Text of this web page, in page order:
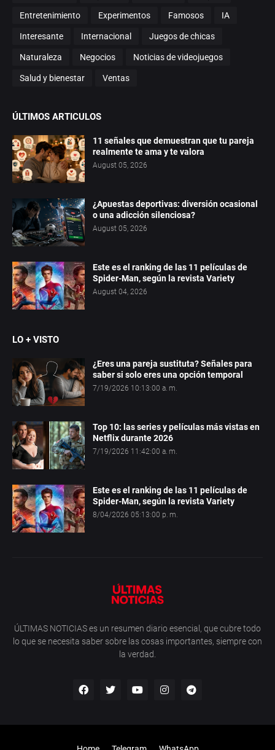
Entretenimiento Experimentos Famosos IA
Interesante Internacional Juegos de chicas
Naturaleza Negocios Noticias de videojuegos
Salud y bienestar Ventas
ÚLTIMOS ARTICULOS
11 señales que demuestran que tu pareja
realmente te ama y te valora
August 05, 2026
¿Apuestas deportivas: diversión ocasional
o una adicción silenciosa?
August 05, 2026
Este es el ranking de las 11 películas de
Spider-Man, según la revista Variety
August 04, 2026
LO + VISTO
¿Eres una pareja sustituta? Señales para
saber si solo eres una opción temporal
7/19/2026 10:13:00 a. m.
Top 10: las series y películas más vistas en
Netflix durante 2026
7/19/2026 11:42:00 a. m.
Este es el ranking de las 11 películas de
Spider-Man, según la revista Variety
8/04/2026 05:13:00 p. m.
ÚLTIMAS NOTICIAS es un resumen diario esencial, que cubre todo
lo que se necesita saber sobre las cosas importantes, siempre con
la verdad.